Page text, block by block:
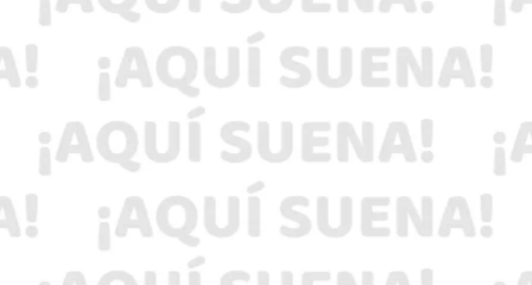
FESTIVAL DE TRÍOS
Escucha este esperado festival el miércoles 28
de Junio del 2023 en el Jardín Principal,
Ixmiquilpan Hidalgo